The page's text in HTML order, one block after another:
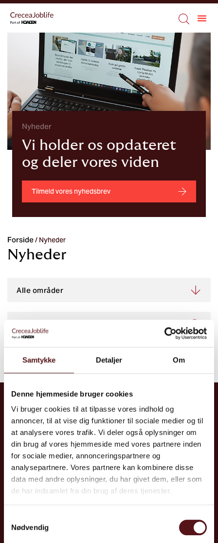
Samtykke Detaljer Om
Denne hjemmeside bruger cookies
Vi bruger cookies til at tilpasse vores indhold og
annoncer, til at vise dig funktioner til sociale medier og til
at analysere vores trafik. Vi deler også oplysninger om
din brug af vores hjemmeside med vores partnere inden
for sociale medier, annonceringspartnere og
analysepartnere. Vores partnere kan kombinere disse
data med andre oplysninger, du har givet dem, eller som
de har indsamlet fra din brug af deres tjenester.
Nødvendig
Nyheder
Vi holder os opdateret
og deler vores viden
Tilmeld vores nyhedsbrev
Forside/ Nyheder
Nyheder
Der blev ikke fundet nogle resultater
CreceaJoblife A/S
Tel: +45 70 10 86 00
E:
info@joblife.dk
Tilmeld nyhedsbrev
Lyngby